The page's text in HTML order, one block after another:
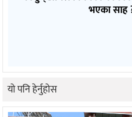
भएका साह
यो पनि हेर्नुहोस